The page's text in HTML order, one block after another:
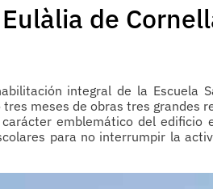
de
integral de la Escuela
meses de obras tres grandes
emblemático del edificio
para no interrumpir la